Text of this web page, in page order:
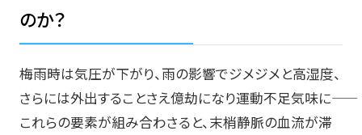
のか？
梅雨時は気圧が下がり、雨の影響でジメジメと高湿度、
さらには外出することさえ億劫になり運動不足気味に――
これらの要素が組み合わさると、末梢静脈の血流が滞